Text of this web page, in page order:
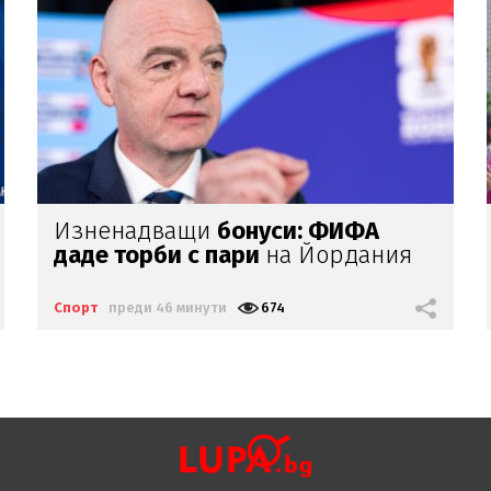
ФеранТорес дал съгласиеза
трансфер
Спорт преди 49 минути 856